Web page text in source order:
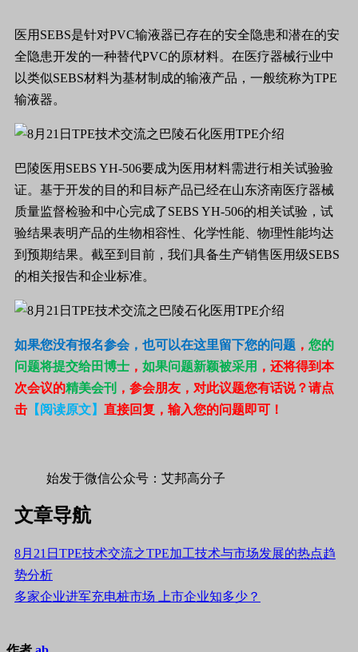
医用SEBS是针对PVC输液器已存在的安全隐患和潜在的安
全隐患开发的一种替代PVC的原材料。在医疗器械行业中
以类似SEBS材料为基材制成的输液产品，一般统称为TPE
输液器。
巴陵医用SEBS YH-506要成为医用材料需进行相关试验验
证。基于开发的目的和目标产品已经在山东济南医疗器械
质量监督检验和中心完成了SEBS YH-506的相关试验，试
验结果表明产品的生物相容性、化学性能、物理性能均达
到预期结果。截至到目前，我们具备生产销售医用级SEBS
的相关报告和企业标准。
如果您没有报名参会，也可以在这里留下您的问题 ， 您的
问题将提交给田博士 ， 如果问题新颖被采用 ，还将得到本
次会议的精美会刊
，参会朋友，对此议题您有话说？请点
击 【阅读原文】 直接回复，输入您的问题即可！
始发于微信公众号：艾邦高分子
文章导航
8月21日TPE技术交流之TPE加工技术与市场发展的热点趋
势分析
多家企业进军充电桩市场 上市企业知多少？